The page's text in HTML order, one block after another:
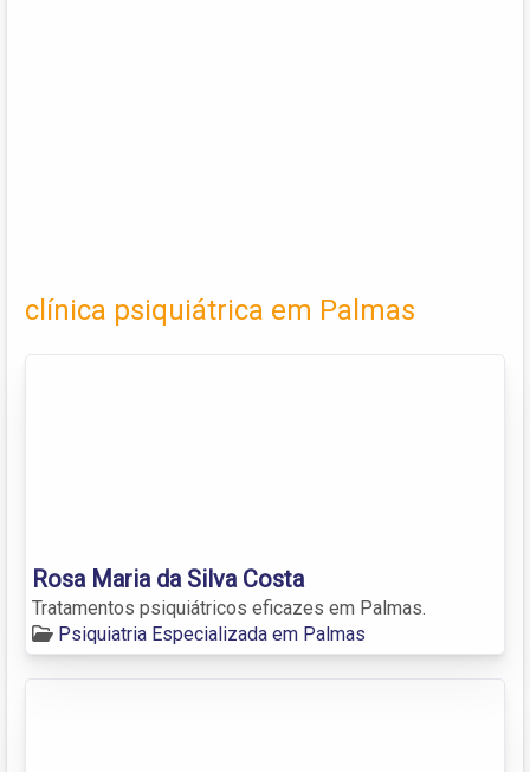
clínica psiquiátrica em Palmas
Rosa Maria da Silva Costa
Tratamentos psiquiátricos eficazes em Palmas.
Psiquiatria Especializada em Palmas